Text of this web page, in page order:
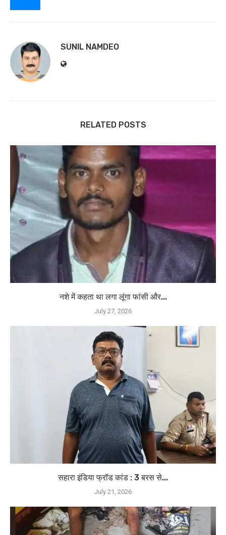
SUNIL NAMDEO
RELATED POSTS
नशे में कहता था लगा लूंगा फांसी और...
July 27, 2026
सहारा इंडिया फ्रॉड कांड : 3 बरस से...
July 21, 2026